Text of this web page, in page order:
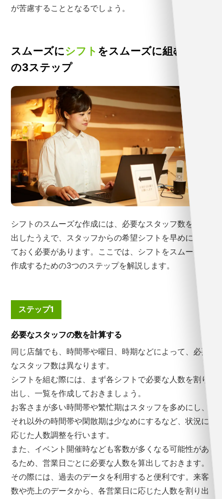
が苦慮することとなるでしょう。
スムーズにシフト をスムーズに組むため
の3ステップ
シフトのスムーズな作成には、必要なスタッフ数を割り
出したうえで、スタッフからの希望シフトを早めに集め
ておく必要があります。ここでは、シフトをスムーズに
作成するための3つのステップを解説します。
ステップ1
必要なスタッフの数を計算する
同じ店舗でも、時間帯や曜日、時期などによって、必要
なスタッフ数は異なります。
シフトを組む際には、まず各シフトで必要な人数を割り
出し、一覧を作成しておきましょう。
お客さまが多い時間帯や繁忙期はスタッフを多めにし、
それ以外の時間帯や閑散期は少なめにするなど、状況に
応じた人数調整を行います。
また、イベント開催時なども客数が多くなる可能性があ
るため、営業日ごとに必要な人数を算出しておきます。
その際には、過去のデータを利用すると便利です。来客
数や売上のデータから、各営業日に応じた人数を割り出